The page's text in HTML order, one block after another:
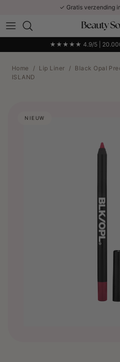
✓ Gratis verzending
★★★★★ 4.9/5 | 20.000
Home / Lip Liner / Black Opal
ISLAND
NIEUW